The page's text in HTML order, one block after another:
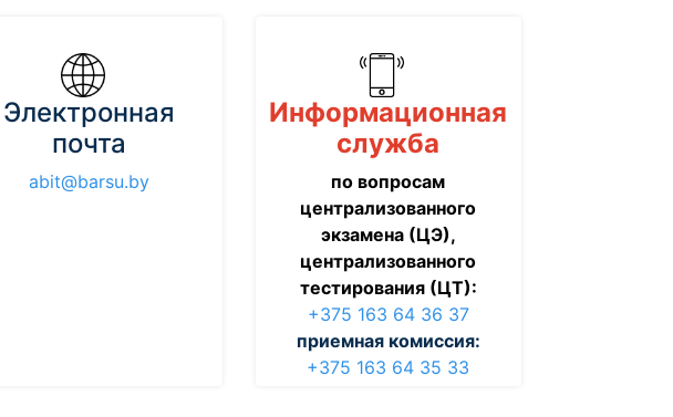
Электронная
почта
abit@barsu.by
Информационная
служба
по вопросам
централизованного
экзамена (ЦЭ),
централизованного
тестирования (ЦТ):
+375 163 64 36 37
приемная комиссия:
+375 163 64 35 33